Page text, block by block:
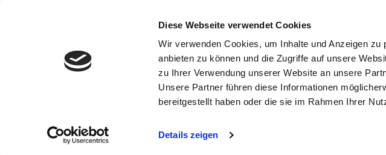
Diese Webseite verwendet Cookies
Wir verwenden Cookies, um Inhalte und Anzeigen
anbieten zu können und die Zugriffe auf unsere
zu Ihrer Verwendung unserer Website an unsere
Unsere Partner führen diese Informationen
bereitgestellt haben oder die sie im Rahmen Ihrer
Details zeigen
MAIN BOARD
NEW FACES